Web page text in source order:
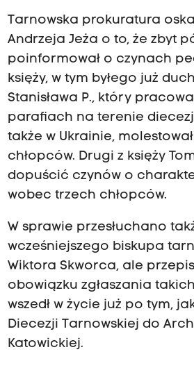
Tarnowska prokuratura
Andrzeja Jeża o to, że zbyt
poinformował o czynach
księży, w tym byłego już
Stanisława P., który
parafiach na terenie
także w Ukrainie,
chłopców. Drugi z księży
dopuścić czynów o
wobec trzech chłopców.
W sprawie przesłuchano
wcześniejszego biskupa
Wiktora Skworca, ale
obowiązku zgłaszania
wszedł w życie już po tym,
Diecezji Tarnowskiej do
Katowickiej.